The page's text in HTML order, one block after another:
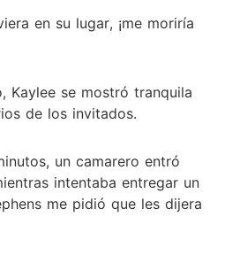
en su lugar, ¡me moriría
Kaylee se mostró tranquila
de los invitados.
un camarero entró
intentaba entregar un
me pidió que les dijera